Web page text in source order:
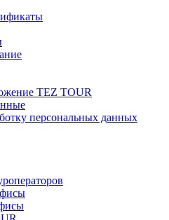
TEZ TOUR
персональных данных